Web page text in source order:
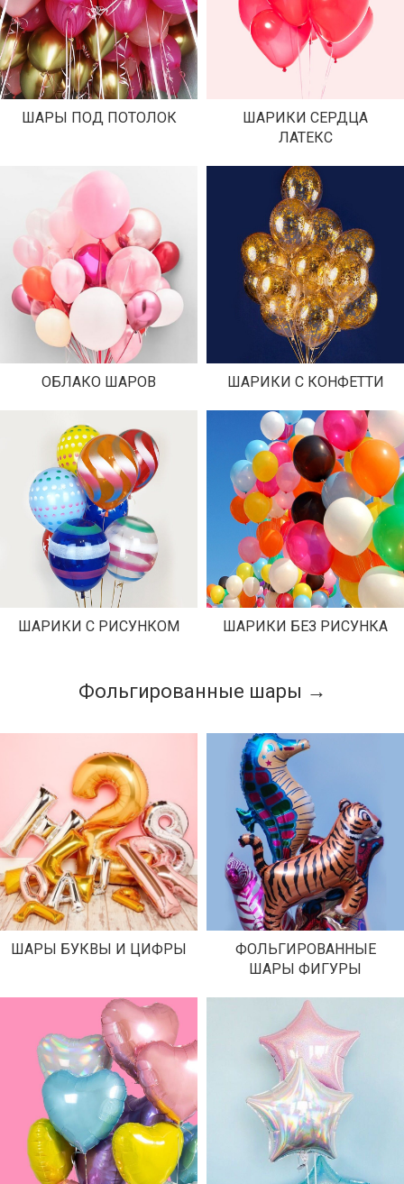
ШАРЫ ПОД ПОТОЛОК
ШАРИКИ СЕРДЦА
ЛАТЕКС
ОБЛАКО ШАРОВ ШАРИКИ С КОНФЕТТИ
ШАРИКИ С РИСУНКОМ ШАРИКИ БЕЗ РИСУНКА
Фольгированные шары →
ШАРЫ БУКВЫ И ЦИФРЫ
ФОЛЬГИРОВАННЫЕ
ШАРЫ ФИГУРЫ